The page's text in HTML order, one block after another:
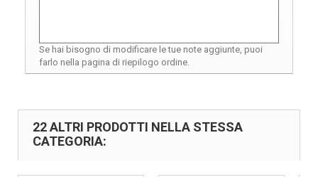
Se hai bisogno di modificare le tue note aggiunte, puoi
farlo nella pagina di riepilogo ordine.
22 ALTRI PRODOTTI NELLA STESSA
CATEGORIA: